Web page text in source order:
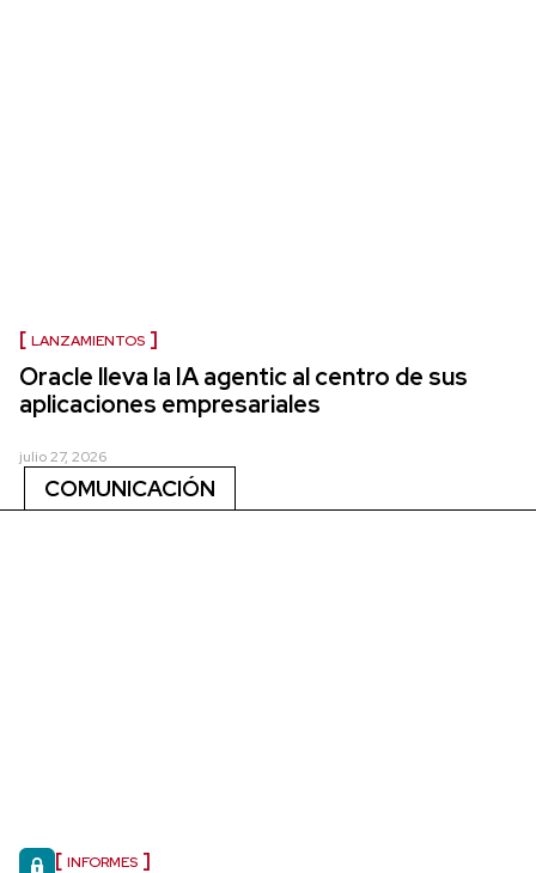
LANZAMIENTOS
Oracle lleva la IA agentic al centro de sus
aplicaciones empresariales
julio 27, 2026
COMUNICACIÓN
INFORMES